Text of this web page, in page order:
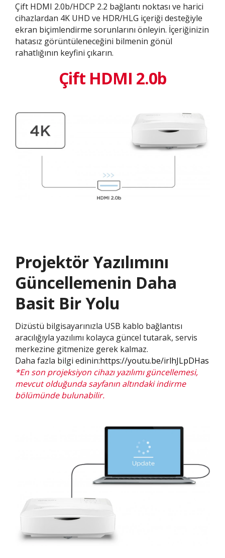
Çift HDMI 2.0b/HDCP 2.2 bağlantı noktası ve harici
cihazlardan 4K UHD ve HDR/HLG içeriği desteğiyle
ekran biçimlendirme sorunlarını önleyin. İçeriğinizin
hatasız görüntüleneceğini bilmenin gönül
rahatlığının keyfini çıkarın.
Çift HDMI 2.0b
Projektör Yazılımını
Güncellemenin Daha
Basit Bir Yolu​​​
Dizüstü bilgisayarınızla USB kablo bağlantısı
aracılığıyla yazılımı kolayca güncel tutarak, servis
merkezine gitmenize gerek kalmaz.
Daha fazla bilgi edinin:https://youtu.be/irlhJLpDHas
*En son projeksiyon cihazı yazılımı güncellemesi,
mevcut olduğunda sayfanın altındaki indirme
bölümünde bulunabilir.